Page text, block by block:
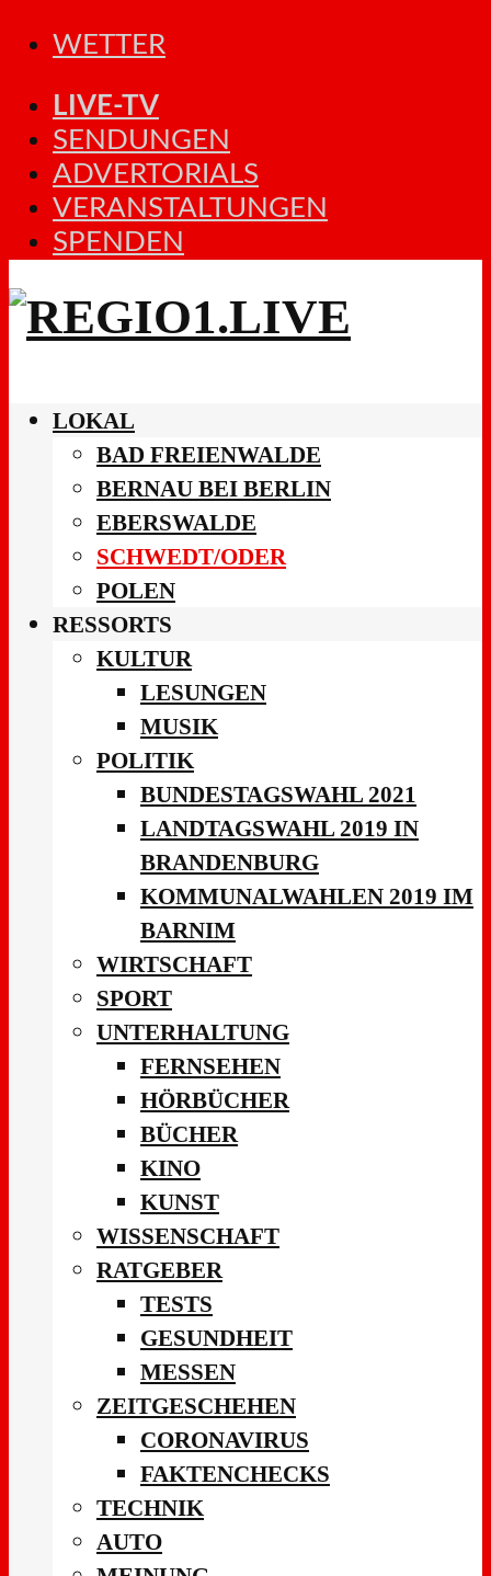
WETTER
LIVE-TV
SENDUNGEN
ADVERTORIALS
VERANSTALTUNGEN
SPENDEN
LOKAL
BAD FREIENWALDE
BERNAU BEI BERLIN
EBERSWALDE
SCHWEDT/ODER
POLEN
RESSORTS
KULTUR
LESUNGEN
MUSIK
POLITIK
BUNDESTAGSWAHL 2021
LANDTAGSWAHL 2019 IN
BRANDENBURG
KOMMUNALWAHLEN 2019 IM
BARNIM
WIRTSCHAFT
SPORT
UNTERHALTUNG
FERNSEHEN
HÖRBÜCHER
BÜCHER
KINO
KUNST
WISSENSCHAFT
RATGEBER
TESTS
GESUNDHEIT
MESSEN
ZEITGESCHEHEN
CORONAVIRUS
FAKTENCHECKS
TECHNIK
AUTO